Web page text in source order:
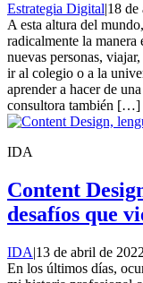
Estrategia Digital|18 de
A esta altura del
radicalmente la manera
nuevas personas,
ir al colegio o a la
aprender a hacer de
consultora también […]
IDA
Content
desafíos que
IDA|13 de abril de 2022
En los últimos días,